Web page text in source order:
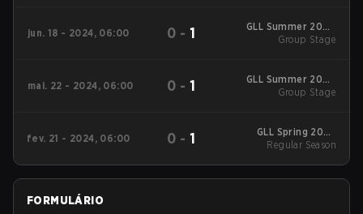
jun. 18 - 2024, 06:00 0 -1
GLL Summer 2024
Regular Season
Group Stage
mai. 22 - 2024, 06:00 0 -1
GLL Summer 2024
Regular Season
Group Stage
fev. 21 - 2024, 06:00 0 -1
GLL Spring 2024
Regular Season
Regular Season
FORMULÁRIO